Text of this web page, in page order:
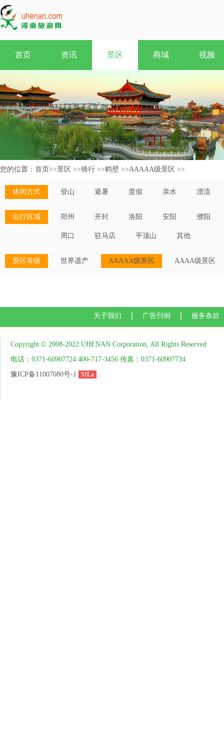
首页 资讯 景区 商城 视频
您的位置： 首页>>景区 >>骑行 >>鹤壁 >>AAAAA级景区 >>
休闲方式 登山 避暑 度假 亲水 漂流
出行区域 郑州 开封 洛阳 安阳 濮阳
周口 驻马店 平顶山 其他
景区等级 世界遗产 AAAAA级景区 AAAA级景区
关于我们 广告刊例 服务条款
Copyright © 2008-2022 UHENAN Corporation, All Rights Reserved
电话：0371-60907724 400-717-3456 传真：0371-60907734
豫ICP备11007080号-1
51La